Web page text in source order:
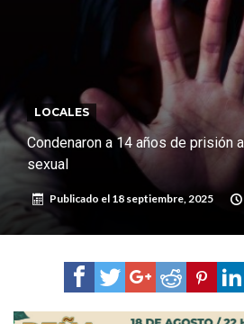
Villada: evalúan obras preventivas
LOCALES
Condenaron a 14 años de prisión
sexual
Publicado el 18 septiembre, 2025